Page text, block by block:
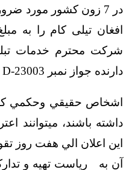
در 7 زون کشور مورد
افغان تيلی کام را به
شرکت محترم خدمات
دارنده جواز نمبر D-23003
اشخاص حقيقي وحکمي
داشته باشند، ميتوانند
اين اعلان الي هفت روز
آن به رياست تهيه و